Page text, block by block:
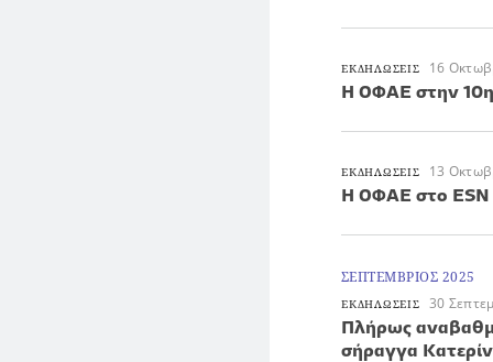
ΕΚΔΗΛΩΣΕΙΣ 16
Η ΟΦΑΕ στην
ΕΚΔΗΛΩΣΕΙΣ 13
Η ΟΦΑΕ στο
ΣΕΠΤΕΜΒΡΙΟΣ 2025
ΕΚΔΗΛΩΣΕΙΣ 30
Πλήρως
σήραγγα